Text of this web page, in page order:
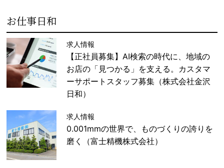
お仕事日和
求人情報
【正社員募集】AI検索の時代に、地域の
お店の「見つかる」を支える。カスタマ
ーサポートスタッフ募集（株式会社金沢
日和）
求人情報
0.001mmの世界で、ものづくりの誇りを
磨く（富士精機株式会社）